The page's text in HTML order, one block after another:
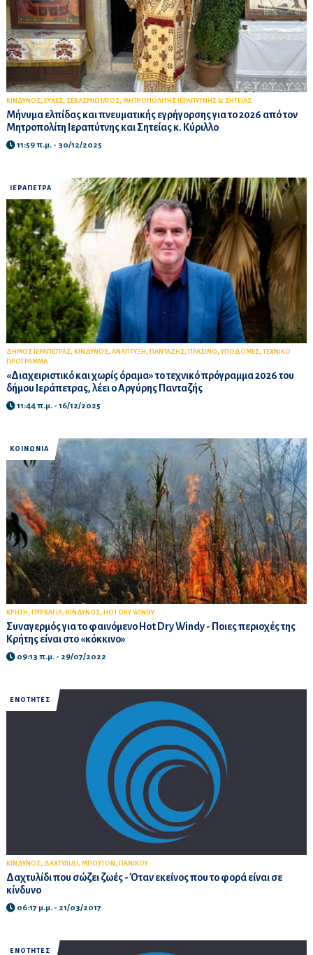
ΚΙΝΔΥΝΟΣ, ΕΥΧΕΣ, ΣΕΒΑΣΜΙΩΤΑΤΟΣ, ΜΗΤΡΟΠΟΛΙΤΗΣ ΙΕΡΑΠΥΤΝΗΣ & ΣΗΤΕΙΑΣ
Μήνυμα ελπίδας και πνευματικής εγρήγορσης για το 2026 από τον
Μητροπολίτη Ιεραπύτνης και Σητείας κ. Κύριλλο
11:59 π.μ. - 30/12/2025
ΙΕΡΑΠΕΤΡΑ
ΔΗΜΟΣ ΙΕΡΑΠΕΤΡΑΣ, ΚΙΝΔΥΝΟΣ, ΑΝΑΠΤΥΞΗ , ΠΑΝΤΑΖΗΣ, ΠΡΑΣΙΝΟ, ΥΠΟΔΟΜΕΣ, ΤΕΧΝΙΚΟ
ΠΡΟΓΡΑΜΜΑ
«Διαχειριστικό και χωρίς όραμα» το τεχνικό πρόγραμμα 2026 του
δήμου Ιεράπετρας, λέει ο Αργύρης Πανταζής
11:44 π.μ. - 16/12/2025
ΚΟΙΝΩΝΙΑ
ΚΡΗΤΗ , ΠΥΡΚΑΓΙΑ, ΚΙΝΔΥΝΟΣ, HOT DRY WINDY
Συναγερμός για το φαινόμενο Hot Dry Windy - Ποιες περιοχές της
Κρήτης είναι στο «κόκκινο»
09:13 π.μ. - 29/07/2022
ΕΝΟΤΗΤΕΣ
ΚΙΝΔΥΝΟΣ, ΔΑΧΤΥΛΙΔΙ , ΜΠΟΥΤΟΝ , ΠΑΝΙΚΟΥ
Δαχτυλίδι που σώζει ζωές - Όταν εκείνος που το φορά είναι σε
κίνδυνο
06:17 μ.μ. - 21/03/2017
ΕΝΟΤΗΤΕΣ